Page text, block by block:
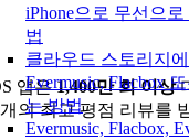
iPhone으로 무선으
법
클라우드 스토리지
Evermusic, Flacbox
는 방법
Evermusic, Flacbox,
앱은1,400만 회 이상
의 최고 평점 리뷰를